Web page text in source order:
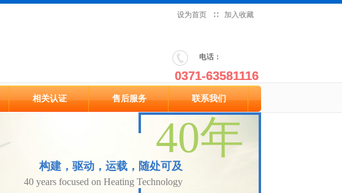
设为首页 ∷ 加入收藏
设为首页 ∷ 加入收藏
​电话：
​电话：
0371-63581116
0371-63581116
相关认证 售后服务 联系我们
相关认证 售后服务 联系我们
40年
40年
构建，驱动，运载，随处可及
40 years focused on Heating Technology
构建，驱动，运载，随处可及
40 years focused on Heating Technology